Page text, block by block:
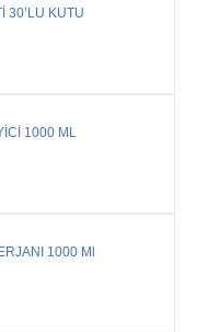
30’LU KUTU
1000 ML
1000 Ml